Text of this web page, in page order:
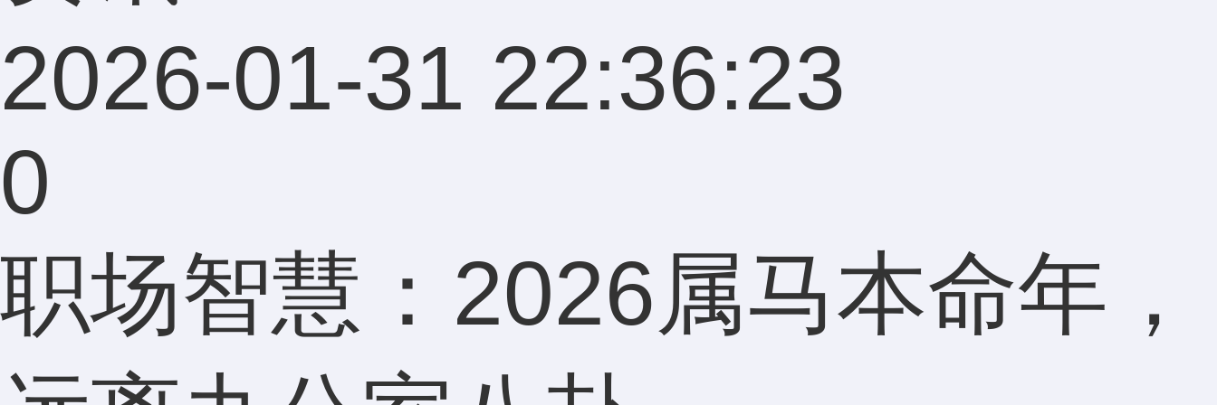
2026-01-31 22:36:23
0
职场智慧：2026属马本命年，